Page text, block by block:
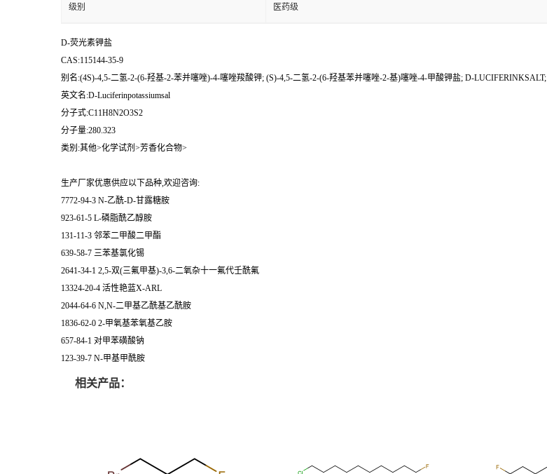
级别 医药级
D-荧光素钾盐
CAS:115144-35-9
别名:(4S)-4,5-二氢-2-(6-羟基-2-苯并噻唑)-4-噻唑羧酸钾; (S)-4,5-二氢-2-(6-羟基苯并噻唑-2-基)噻唑-4-甲酸钾盐; D-LUCIFERINKSALT;
英文名:D-Luciferinpotassiumsal
分子式:C11H8N2O3S2
分子量:280.323
类别:其他>化学试剂>芳香化合物>
生产厂家优惠供应以下品种,欢迎咨询:
7772-94-3 N-乙酰-D-甘露糖胺
923-61-5 L-磷脂酰乙醇胺
131-11-3 邻苯二甲酸二甲酯
639-58-7 三苯基氯化锡
2641-34-1 2,5-双(三氟甲基)-3,6-二氧杂十一氟代壬酰氟
13324-20-4 活性艳蓝X-ARL
2044-64-6 N,N-二甲基乙酰基乙酰胺
1836-62-0 2-甲氧基苯氧基乙胺
657-84-1 对甲苯磺酸钠
123-39-7 N-甲基甲酰胺
相关产品：